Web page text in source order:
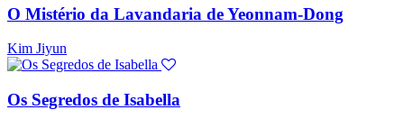
O Mistério da Lavandaria de Yeonnam-Dong
Kim Jiyun
Os Segredos de Isabella